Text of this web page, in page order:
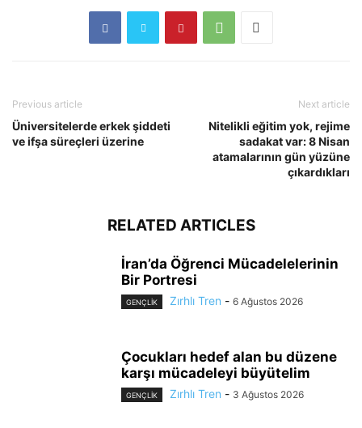
Previous article
Üniversitelerde erkek şiddeti
ve ifşa süreçleri üzerine
Next article
Nitelikli eğitim yok, rejime
sadakat var: 8 Nisan
atamalarının gün yüzüne
çıkardıkları
RELATED ARTICLES
İran’da Öğrenci Mücadelelerinin
Bir Portresi
GENÇLİK Zırhlı Tren - 6 Ağustos 2026
Çocukları hedef alan bu düzene
karşı mücadeleyi büyütelim
GENÇLİK Zırhlı Tren - 3 Ağustos 2026